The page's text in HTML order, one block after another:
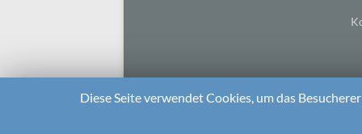
Diese Seite verwendet Cookies, um das